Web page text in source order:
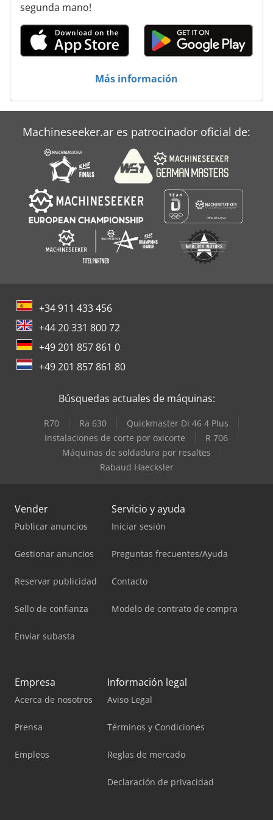
Máquinas De Herramientas
Máquinas Para
Secador De Helada Del
Sistema De Agua Helada
segunda mano!
Más información
Machineseeker.ar es patrocinador oficial de:
+34 911 433 456
+44 20 331 800 72
+49 201 857 861 0
+49 201 857 861 80
Búsquedas actuales de máquinas:
R70 Ra 630
Quickmaster Di 46 4 Plus
Instalaciones de corte por oxicorte
R 706
Máquinas de soldadura por resaltes
Rabaud Haecksler
Vender
Publicar anuncios
Gestionar anuncios
Reservar publicidad
Sello de confianza
Enviar subasta
Servicio y ayuda
Iniciar sesión
Preguntas frecuentes/Ayuda
Contacto
Modelo de contrato de compra
Empresa
Acerca de nosotros
Prensa
Empleos
Información legal
Aviso Legal
Términos y Condiciones
Reglas de mercado
Declaración de privacidad